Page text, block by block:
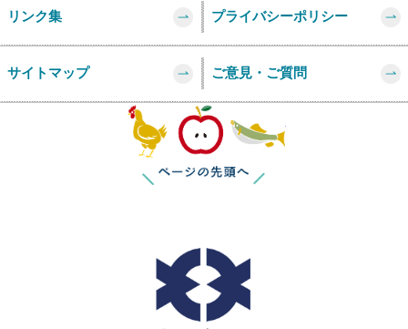
リンク集 プライバシーポリシー
サイトマップ ご意見・ご質問